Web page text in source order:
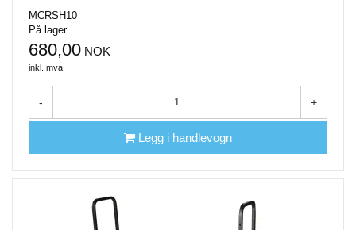
MCRSH10
På lager
680,00 NOK
inkl. mva.
- +
Legg i handlevogn